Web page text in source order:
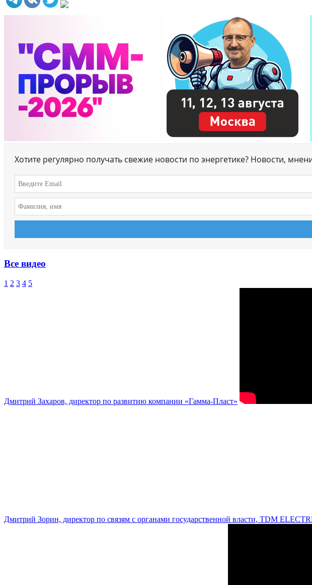
Хотите регулярно получать свежие новости по энергетике? Новости,
Все видео
1 2 3 4 5
Дмитрий Захаров, директор по развитию компании «Гамма-Пласт»
Дмитрий Зорин, директор по связям с органами государственной власти, TDM